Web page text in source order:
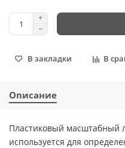
В закладки В
Описание
Пластиковый масштабный
используется для